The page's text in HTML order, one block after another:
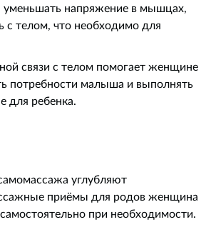
напряжение в мышцах,
с телом, что необходимо для
связи с телом помогает женщине
потребности малыша и выполнять
для ребенка.
углубляют
приёмы для родов женщина
при необходимости.